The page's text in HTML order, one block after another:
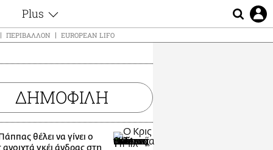
Plus
Θέματα
Videos
Αφιερώματα
Ζώδια
Εξομολογήσεις
Οι Αθηναίοι
ΠΕΡΙΒΆΛΛΟΝ EUROPEAN LIFO
ΔΗΜΟΦΙΛΗ
θέλει να γίνει ο
γκέι άνδρας στη